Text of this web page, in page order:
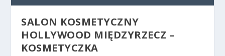
SALON KOSMETYCZNY
HOLLYWOOD MIĘDZYRZECZ –
KOSMETYCZKA